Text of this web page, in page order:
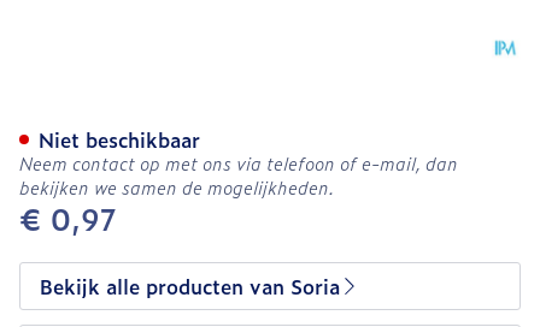
€ 0,97
Niet beschikbaar
Neem contact op met ons via telefoon of e-mail, dan
bekijken we samen de mogelijkheden.
Bekijk alle producten van Soria